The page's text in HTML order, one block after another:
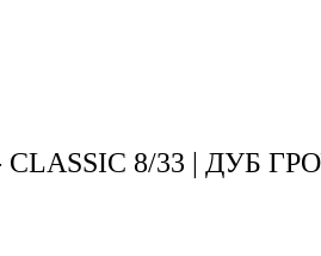
8/33 | ДУБ